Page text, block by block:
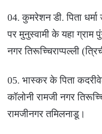
04. कुमरेशन डी. पिता
पर मुनुस्वामी के यहा ग्राम
नगर तिरूच्चिराप्पल्ली
05. भास्कर के पिता
कॉलोनी रामजी नगर
रामजीनगर तमिलनाडू।